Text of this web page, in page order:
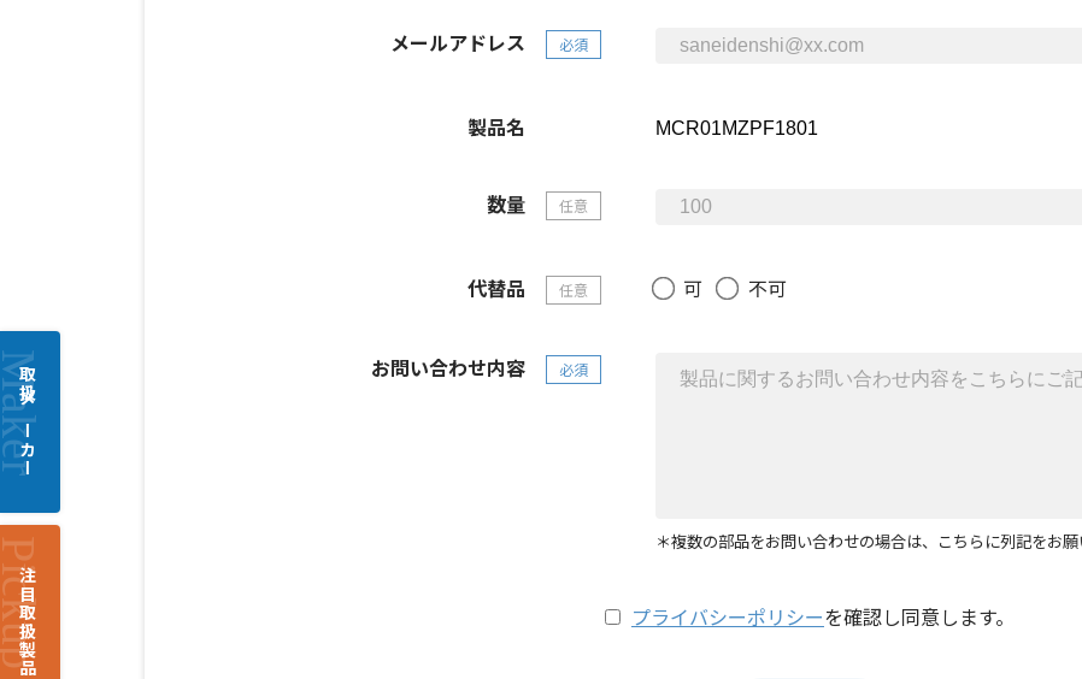
メールアドレス 必須
製品名
数量 任意
代替品 任意 可 不可
お問い合わせ内容 必須
＊複数の部品をお問い合わせの場合は、こちらに列記をお願
プライバシーポリシーを確認し同意します。
取扱メーカー
注目取扱製品